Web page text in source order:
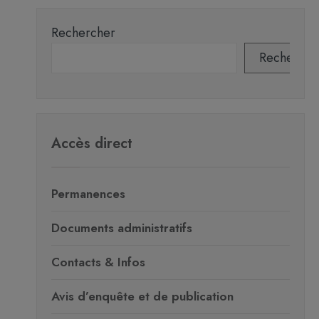
Rechercher
Accès direct
Permanences
Documents administratifs
Contacts & Infos
Avis d’enquête et de publication